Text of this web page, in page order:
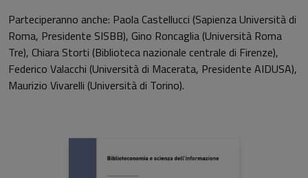
Parteciperanno anche: Paola Castellucci (Sapienza Università di
Roma, Presidente SISBB), Gino Roncaglia (Università Roma
Tre), Chiara Storti (Biblioteca nazionale centrale di Firenze),
Federico Valacchi (Università di Macerata, Presidente AIDUSA),
Maurizio Vivarelli (Università di Torino).